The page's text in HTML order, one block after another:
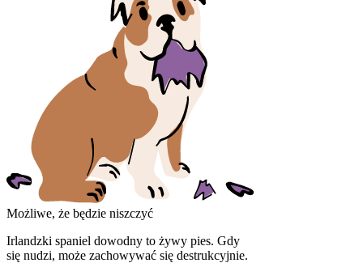
Możliwe, że będzie niszczyć
Irlandzki spaniel dowodny to żywy pies. Gdy
się nudzi, może zachowywać się destrukcyjnie.